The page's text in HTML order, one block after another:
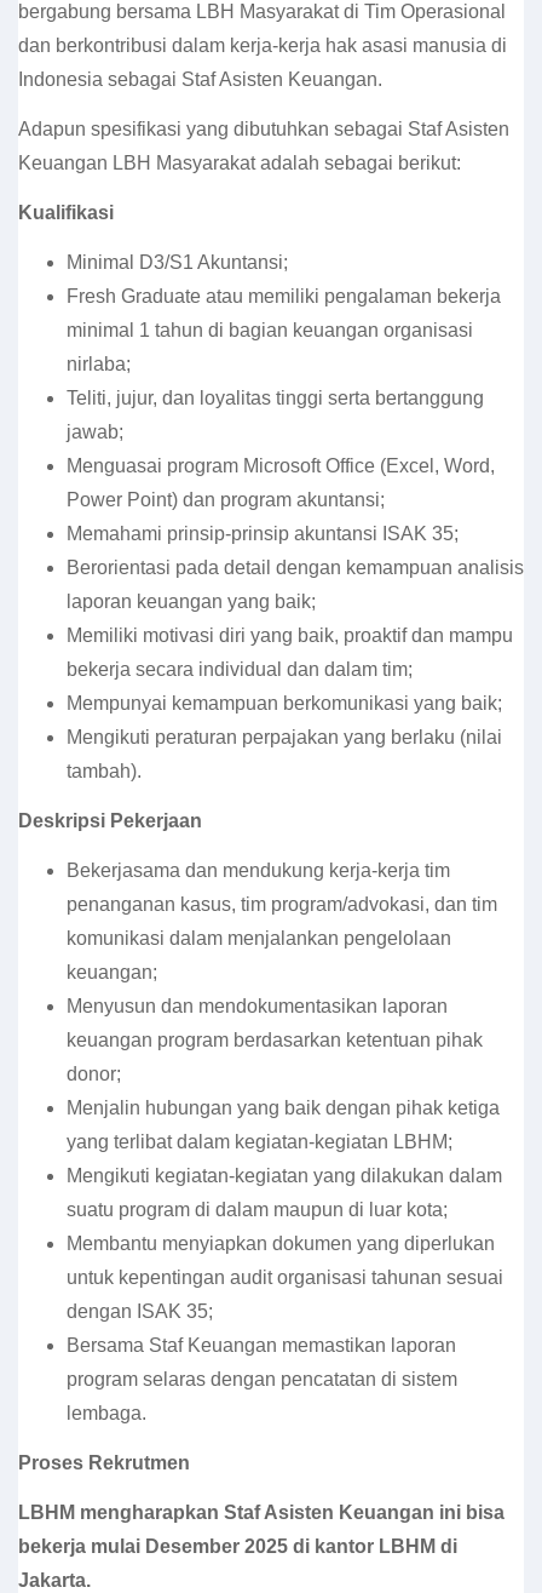
bergabung bersama LBH Masyarakat di Tim Operasional
dan berkontribusi dalam kerja-kerja hak asasi manusia di
Indonesia sebagai Staf Asisten Keuangan.
Adapun spesifikasi yang dibutuhkan sebagai Staf Asisten
Keuangan LBH Masyarakat adalah sebagai berikut:
Kualifikasi
Minimal D3/S1 Akuntansi;
Fresh Graduate atau memiliki pengalaman bekerja
minimal 1 tahun di bagian keuangan organisasi
nirlaba;
Teliti, jujur, dan loyalitas tinggi serta bertanggung
jawab;
Menguasai program Microsoft Office (Excel, Word,
Power Point) dan program akuntansi;
Memahami prinsip-prinsip akuntansi ISAK 35;
Berorientasi pada detail dengan kemampuan analisis
laporan keuangan yang baik;
Memiliki motivasi diri yang baik, proaktif dan mampu
bekerja secara individual dan dalam tim;
Mempunyai kemampuan berkomunikasi yang baik;
Mengikuti peraturan perpajakan yang berlaku (nilai
tambah).
Deskripsi Pekerjaan
Bekerjasama dan mendukung kerja-kerja tim
penanganan kasus, tim program/advokasi, dan tim
komunikasi dalam menjalankan pengelolaan
keuangan;
Menyusun dan mendokumentasikan laporan
keuangan program berdasarkan ketentuan pihak
donor;
Menjalin hubungan yang baik dengan pihak ketiga
yang terlibat dalam kegiatan-kegiatan LBHM;
Mengikuti kegiatan-kegiatan yang dilakukan dalam
suatu program di dalam maupun di luar kota;
Membantu menyiapkan dokumen yang diperlukan
untuk kepentingan audit organisasi tahunan sesuai
dengan ISAK 35;
Bersama Staf Keuangan memastikan laporan
program selaras dengan pencatatan di sistem
lembaga.
Proses Rekrutmen
LBHM mengharapkan Staf Asisten Keuangan ini bisa
bekerja mulai Desember 2025 di kantor LBHM di
Jakarta.